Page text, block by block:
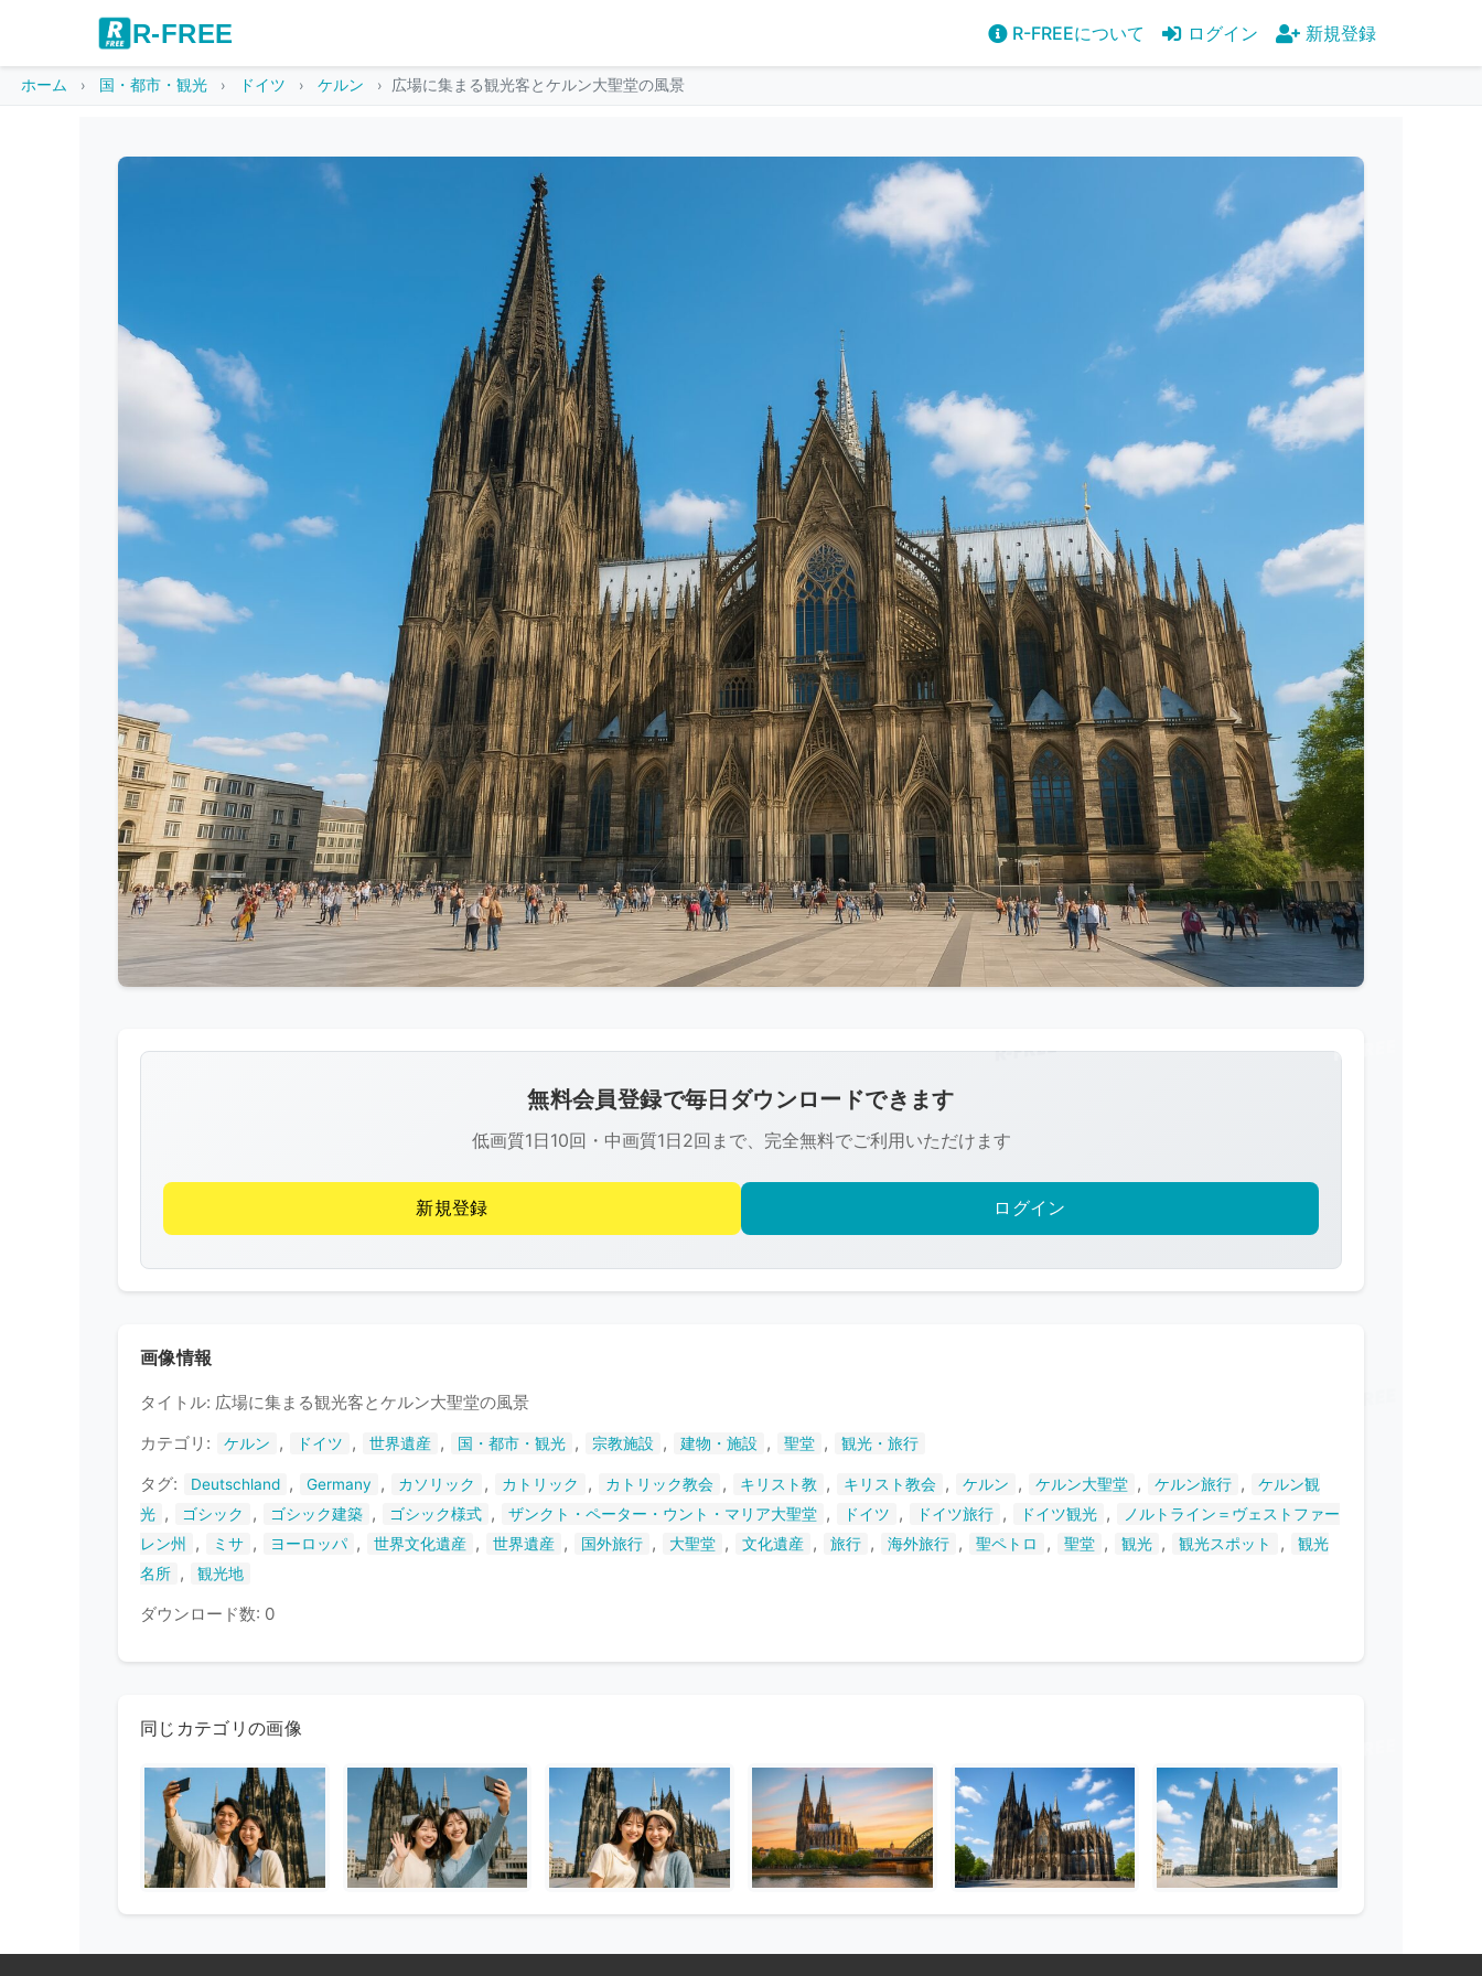
R-FREE R-FREEについて ログイン 新規登録
ホーム 国・都市・観光 ドイツ ケルン 広場に集まる観光客とケルン大聖堂の風景
像
R-
FREE
著
作
権
れ
て
い
ま
無料会員登録で毎日ダウンロードできます
低画質1日10回・中画質1日2回まで、完全無料でご利用いただけます
新規登録 ログイン
画像情報
タイトル: 広場に集まる観光客とケルン大聖堂の風景
カテゴリ:
ケルン , ドイツ , 世界遺産 , 国・都市・観光 , 宗教施設 , 建物・施設 , 聖堂 , 観光・旅行
タグ: Deutschland , Germany , カソリック , カトリック , カトリック教会 , キリスト教 , キリスト教会 , ケルン , ケルン大聖堂 , ケルン旅行 ,
ケルン観
光 , ゴシック , ゴシック建築 , ゴシック様式 , ザンクト・ペーター・ウント・マリア大聖堂 , ドイツ , ドイツ旅行 , ドイツ観光 ,
ノルトライン＝ヴェストファー
レン州
, ミサ , ヨーロッパ , 世界文化遺産 , 世界遺産 , 国外旅行 , 大聖堂 , 文化遺産 , 旅行 , 海外旅行 , 聖ペトロ , 聖堂 , 観光 , 観光スポット ,
観光
名所 , 観光地
ダウンロード数: 0
同じカテゴリの画像